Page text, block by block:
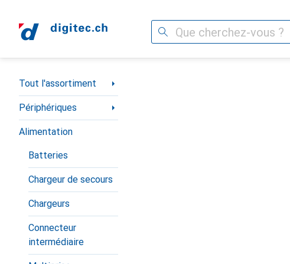
Recherche
Navigation par catégorie
Tout l'assortiment
Périphériques
Alimentation
Batteries
Chargeur de secours
Chargeurs
Connecteur
intermédiaire